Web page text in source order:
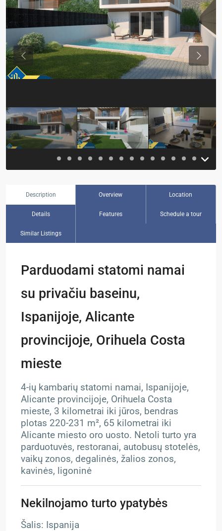
Previous
Description Overview Location
Details Features Schedule a tour
Similar Listings
Parduodami statomi namai
su privačiu baseinu,
Ispanijoje, Alicante
provincijoje, Orihuela Costa
mieste
4-ių kambarių statomi namai, Ispanijoje,
Alicante provincijoje, Orihuela Costa
mieste, 3 kilometrai iki jūros, bendras
plotas 220-231 m², 65 kilometrai iki
Alicante miesto oro uosto. Netoli turto yra
parduotuvės, restoranai, autobusų stotelės,
vaikų zonos, degalinės, žalios zonos,
kavinės, ligoninė
Nekilnojamo turto ypatybės
Šalis: Ispanija